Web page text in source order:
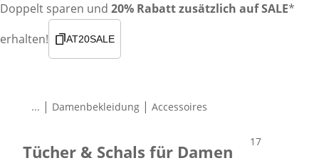
Doppelt sparen und 20% Rabatt zusätzlich auf SALE*
erhalten!
AT20SALE
... | Damenbekleidung | Accessoires
Tücher & Schals für Damen Produkte
17